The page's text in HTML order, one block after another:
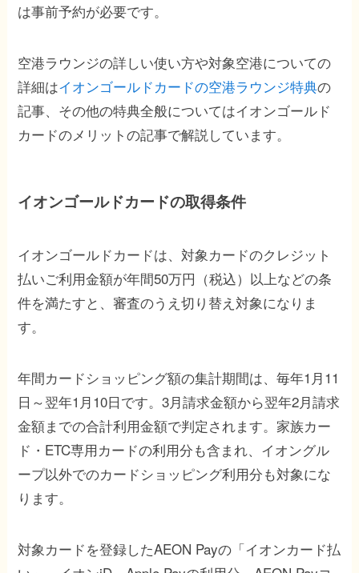
は事前予約が必要です。
空港ラウンジの詳しい使い方や対象空港についての
詳細はイオンゴールドカードの空港ラウンジ特典の
記事、その他の特典全般についてはイオンゴールド
カードのメリットの記事で解説しています。
イオンゴールドカードの取得条件
イオンゴールドカードは、対象カードのクレジット
払いご利用金額が年間50万円（税込）以上などの条
件を満たすと、審査のうえ切り替え対象になりま
す。
年間カードショッピング額の集計期間は、毎年1月11
日～翌年1月10日です。3月請求金額から翌年2月請求
金額までの合計利用金額で判定されます。家族カー
ド・ETC専用カードの利用分も含まれ、イオングル
ープ以外でのカードショッピング利用分も対象にな
ります。
対象カードを登録したAEON Payの「イオンカード払